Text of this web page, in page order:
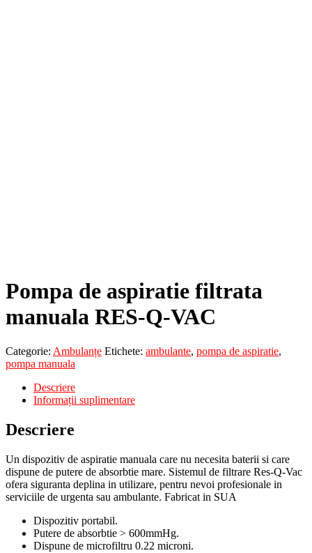
Pompa de aspiratie filtrata
manuala RES-Q-VAC
Categorie: Ambulanțe Etichete: ambulante, pompa de aspiratie,
pompa manuala
Descriere
Informații suplimentare
Descriere
Un dispozitiv de aspiratie manuala care nu necesita baterii si care
dispune de putere de absorbtie mare. Sistemul de filtrare Res-Q-Vac
ofera siguranta deplina in utilizare, pentru nevoi profesionale in
serviciile de urgenta sau ambulante. Fabricat in SUA
Dispozitiv portabil.
Putere de absorbtie > 600mmHg.
Dispune de microfiltru 0.22 microni.